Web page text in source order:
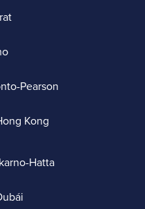
Pearson
Kong
Hatta